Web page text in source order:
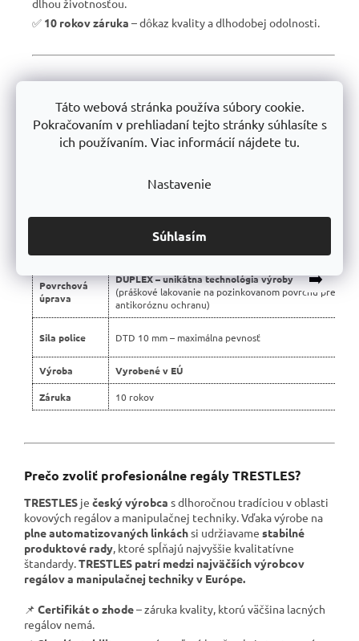
Táto webová stránka používa súbory cookie.
Pokračovaním v prehliadaní tejto stránky súhlasíte s
ich používaním. Viac informácií nájdete tu.
Nastavenie
Súhlasím
✅ 10 rokov záruka – dôkaz kvality a dlhodobej odolnosti.
📊 Porovnanie s bežnými regálmi na trhu:
➡️
Vlastnosť Profesionálne regály Trestles 🏆
Nosnosť
Bezskrutková – jednoduchá
Certifikované, bez škodlivých látok
Povrchová
úprava
DUPLEX – unikátna technológia výroby
(práškové lakovanie na pozinkovanom povrchu pre
antikoróznu ochranu)
Sila police DTD 10 mm – maximálna pevnosť
Výroba Vyrobené v EÚ
Záruka 10 rokov
Prečo zvoliť profesionálne regály TRESTLES?
TRESTLES je český výrobca s dlhoročnou tradíciou v oblasti
kovových regálov a manipulačnej techniky. Vďaka výrobe na
plne automatizovaných linkáchsi udržiavame stabilné
produktové rady , ktoré spĺňajú najvyššie kvalitatívne
štandardy. TRESTLES patrí medzi najväčších výrobcov
regálov a manipulačnej techniky v Európe.
📌 Certifikát o zhode– záruka kvality, ktorú väčšina lacných
regálov nemá.